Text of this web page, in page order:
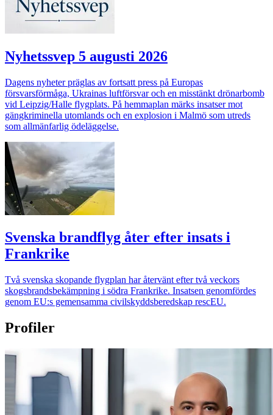
Nyhetssvep 5 augusti 2026
Dagens nyheter präglas av fortsatt press på Europas
försvarsförmåga, Ukrainas luftförsvar och en misstänkt drönarbomb
vid Leipzig/Halle flygplats. På hemmaplan märks insatser mot
gängkriminella utomlands och en explosion i Malmö som utreds
som allmänfarlig ödeläggelse.
Svenska brandflyg åter efter insats i
Frankrike
Två svenska skopande flygplan har återvänt efter två veckors
skogsbrandsbekämpning i södra Frankrike. Insatsen genomfördes
genom EU:s gemensamma civilskyddsberedskap rescEU.
Profiler